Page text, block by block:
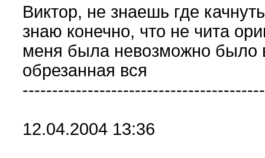
Виктор, не знаешь где
знаю конечно, что не чита
меня была невозможно было
обрезанная вся
12.04.2004 13:36